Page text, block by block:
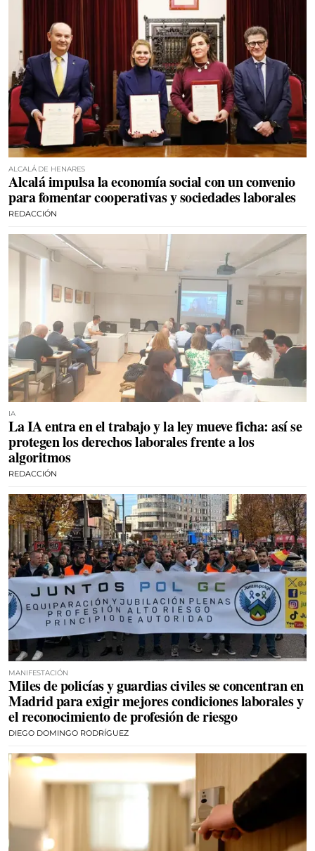
ALCALÁ DE HENARES
Alcalá impulsa la economía social con un convenio
para fomentar cooperativas y sociedades laborales
REDACCIÓN
IA
La IA entra en el trabajo y la ley mueve ficha: así se
protegen los derechos laborales frente a los
algoritmos
REDACCIÓN
MANIFESTACIÓN
Miles de policías y guardias civiles se concentran en
Madrid para exigir mejores condiciones laborales y
el reconocimiento de profesión de riesgo
DIEGO DOMINGO RODRÍGUEZ